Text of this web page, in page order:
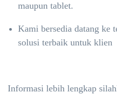
maupun tablet.
Kami bersedia datang ke
solusi terbaik untuk klien
Informasi lebih lengkap